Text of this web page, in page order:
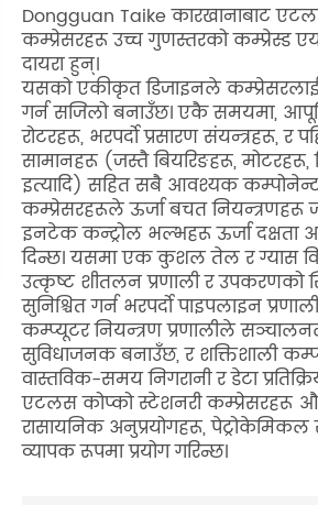
Dongguan Taike कारखानाबाट
कम्प्रेसरहरू उच्च गुणस्तरको कम्प्रेस्ड
दायरा हुन्।
यसको एकीकृत डिजाइनले कम्प्रेसरलाई
गर्न सजिलो बनाउँछ। एकै समयमा,
रोटरहरू, भरपर्दो प्रसारण संयन्त्रहरू, र
सामानहरू (जस्तै बियरिङहरू, मोटरहरू,
इत्यादि) सहित सबै आवश्यक
कम्प्रेसरहरूले ऊर्जा बचत
इनटेक कन्ट्रोल भल्भहरू ऊर्जा दक्षता
दिन्छ। यसमा एक कुशल तेल र ग्यास
उत्कृष्ट शीतलन प्रणाली र उपकरणको
सुनिश्चित गर्न भरपर्दो पाइपलाइन
कम्प्यूटर नियन्त्रण प्रणालीले
सुविधाजनक बनाउँछ, र शक्तिशाली
वास्तविक-समय निगरानी र डेटा
एटलस कोप्को स्टेशनरी कम्प्रेसरहरू
रासायनिक अनुप्रयोगहरू, पेट्रोकेमिकल
व्यापक रूपमा प्रयोग गरिन्छ।